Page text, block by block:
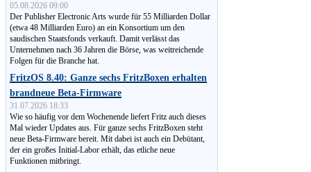
05.08.2026 09:00
Der Publisher Electronic Arts wurde für 55 Milliarden Dollar
(etwa 48 Milliarden Euro) an ein Konsortium um den
saudischen Staatsfonds verkauft. Damit verlässt das
Unternehmen nach 36 Jahren die Börse, was weitreichende
Folgen für die Branche hat.
FritzOS 8.40: Ganze sechs FritzBoxen erhalten
brandneue Beta-Firmware
31.07.2026 18:33
Wie so häufig vor dem Wochenende liefert Fritz auch dieses
Mal wieder Updates aus. Für ganze sechs FritzBoxen steht
neue Beta-Firmware bereit. Mit dabei ist auch ein Debütant,
der ein großes Initial-Labor erhält, das etliche neue
Funktionen mitbringt.